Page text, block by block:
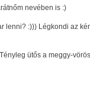
nevében is :)
lenni? :))) Légkondi az
ütős a meggy-